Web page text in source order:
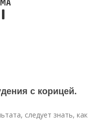
с корицей.
следует знать, как